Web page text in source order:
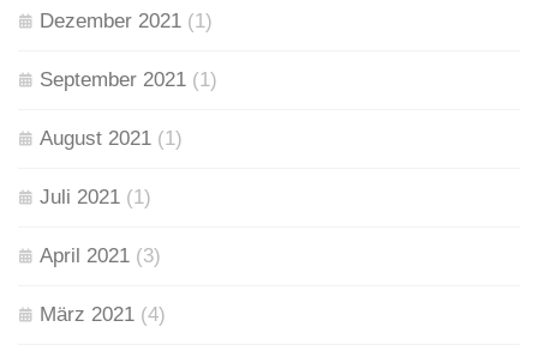
Dezember 2021 (1)
September 2021 (1)
August 2021 (1)
Juli 2021 (1)
April 2021 (3)
März 2021 (4)